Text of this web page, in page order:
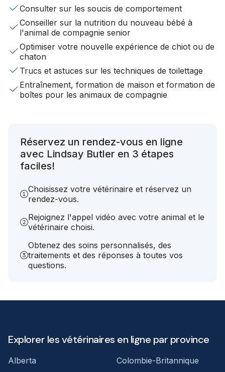
Consulter sur les soucis de comportement
Conseiller sur la nutrition du nouveau bébé à
l'animal de compagnie senior
Optimiser votre nouvelle expérience de chiot ou de
chaton
Trucs et astuces sur les techniques de toilettage
Entraînement, formation de maison et formation de
boîtes pour les animaux de compagnie
Réservez un rendez-vous en ligne
avec Lindsay Butler en 3 étapes
faciles!
Choisissez votre vétérinaire et réservez un
rendez-vous.
Rejoignez l'appel vidéo avec votre animal et le
vétérinaire choisi.
Obtenez des soins personnalisés, des
traitements et des réponses à toutes vos
questions.
Explorer les vétérinaires en ligne par province
Alberta Colombie-Britannique